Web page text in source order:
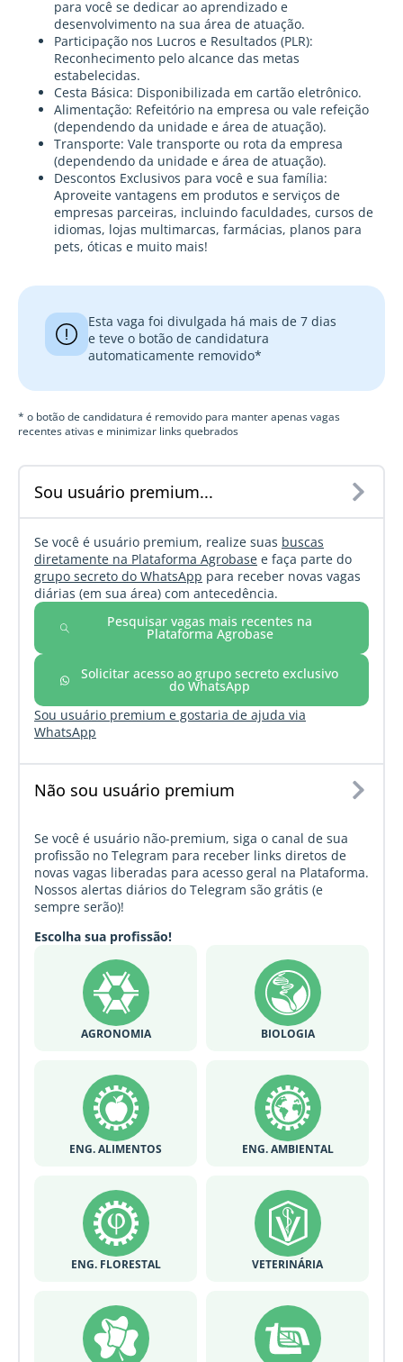
para você se dedicar ao aprendizado e
desenvolvimento na sua área de atuação.
Participação nos Lucros e Resultados (PLR):
Reconhecimento pelo alcance das metas
estabelecidas.
Cesta Básica: Disponibilizada em cartão eletrônico.
Alimentação: Refeitório na empresa ou vale refeição
(dependendo da unidade e área de atuação).
Transporte: Vale transporte ou rota da empresa
(dependendo da unidade e área de atuação).
Descontos Exclusivos para você e sua família:
Aproveite vantagens em produtos e serviços de
empresas parceiras, incluindo faculdades, cursos de
idiomas, lojas multimarcas, farmácias, planos para
pets, óticas e muito mais!
Esta vaga foi divulgada há mais de 7 dias
e teve o botão de candidatura
automaticamente removido*
* o botão de candidatura é removido para manter apenas vagas
recentes ativas e minimizar links quebrados
Sou usuário premium...
Se você é usuário premium, realize suas buscas
diretamente na Plataforma Agrobase e faça parte do
grupo secreto do WhatsApp para receber novas vagas
diárias (em sua área) com antecedência.
Pesquisar vagas mais recentes na
Plataforma Agrobase
Solicitar acesso ao grupo secreto exclusivo
do WhatsApp
Sou usuário premium e gostaria de ajuda via
WhatsApp
Não sou usuário premium
Se você é usuário não-premium, siga o canal de sua
profissão no Telegram para receber links diretos de
novas vagas liberadas para acesso geral na Plataforma.
Nossos alertas diários do Telegram são grátis (e
sempre serão)!
Escolha sua profissão!
AGRONOMIA BIOLOGIA
ENG. ALIMENTOS ENG. AMBIENTAL
ENG. FLORESTAL VETERINÁRIA